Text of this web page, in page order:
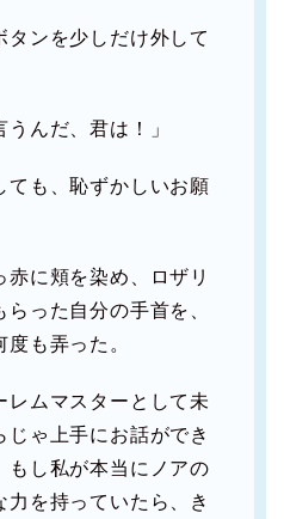
タンを少しだけ外して
んだ、君は！」
も、恥ずかしいお願
に頬を染め、ロザリ
った自分の手首を、
も弄った。
ムマスターとして未
ゃ上手にお話ができ
し私が本当にノアの
を持っていたら、き